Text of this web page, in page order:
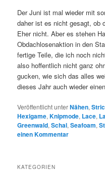
Der Juni ist mal wieder mit
daher ist es nicht gesagt, ob
Eher nicht. Aber es stehen
Obdachlosenaktion in den
fertige Teile, die ich noch
also hoffentlich nicht ganz
gucken, wie sich das alles
dieses Jahr auch wieder
Veröffentlicht unterNähen,
Hexigame,Knipmode, Lace,
Greenwald,Schal,Seafoam,
einen Kommentar
KATEGORIEN